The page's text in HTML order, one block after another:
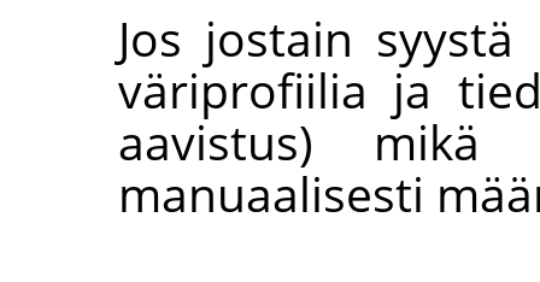
Jos jostain
väriprofiilia ja
aavistus)
manuaalisesti